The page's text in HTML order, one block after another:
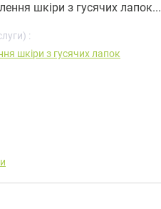
шкіри з гусячих лапок...
:
шкіри з гусячих лапок